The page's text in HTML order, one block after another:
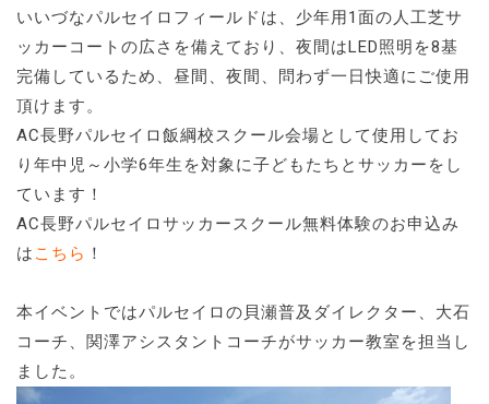
いいづなパルセイロフィールドは、少年用1面の人工芝サ
ッカーコートの広さを備えており、夜間はLED照明を8基
完備しているため、昼間、夜間、問わず一日快適にご使用
頂けます。
AC長野パルセイロ飯綱校スクール会場として使用してお
り年中児～小学6年生を対象に子どもたちとサッカーをし
ています！
AC長野パルセイロサッカースクール無料体験のお申込み
は こちら ！
本イベントではパルセイロの貝瀬普及ダイレクター、大石
コーチ、関澤アシスタントコーチがサッカー教室を担当し
ました。